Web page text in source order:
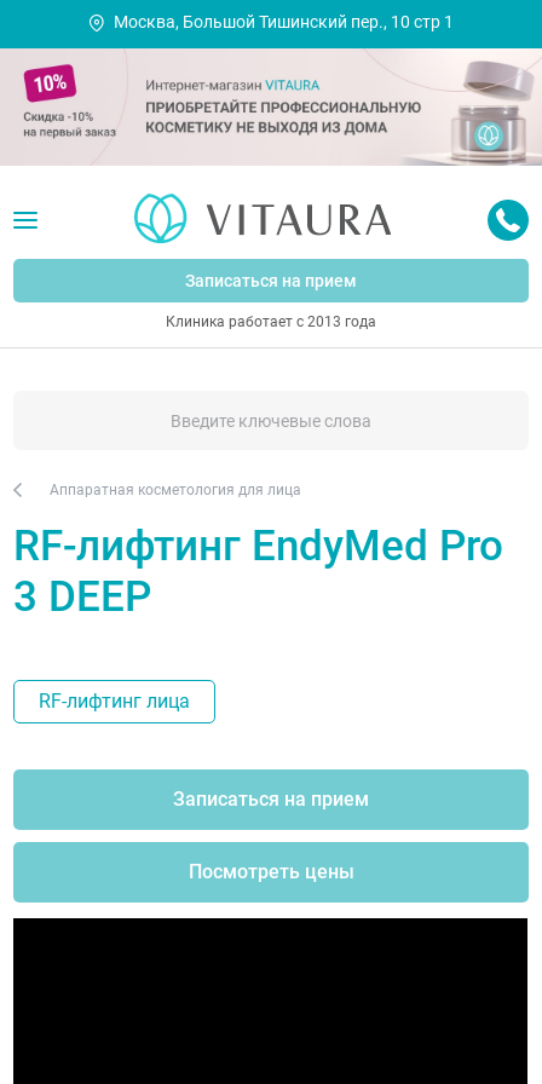
Москва, Большой Тишинский пер., 10 стр 1
Записаться на прием
Клиника работает с 2013 года
Аппаратная косметология для лица
RF-лифтинг EndyMed Pro
3 DEEP
RF-лифтинг лица
Записаться на прием
Посмотреть цены